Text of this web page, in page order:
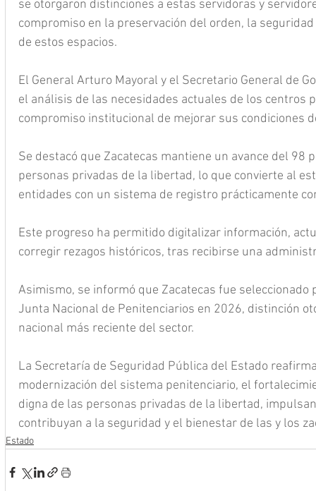
se otorgaron distinciones a estas servidoras y
compromiso en la preservación del orden, la
de estos espacios.
El General Arturo Mayoral y el Secretario General de
el análisis de las necesidades actuales de los centros
compromiso institucional de mejorar sus condiciones
Se destacó que Zacatecas mantiene un avance del 98
personas privadas de la libertad, lo que convierte al
entidades con un sistema de registro prácticamente
Este progreso ha permitido digitalizar información,
corregir rezagos históricos, tras recibirse una
Asimismo, se informó que Zacatecas fue
Junta Nacional de Penitenciarios en 2026, distinción
nacional más reciente del sector.
La Secretaría de Seguridad Pública del Estado
modernización del sistema penitenciario, el
digna de las personas privadas de la libertad,
contribuyan a la seguridad y el bienestar de las y los
Estado